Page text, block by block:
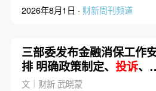
2026年8月1日 · 财新周刊频道
三部委发布金融消保工作
排 明确政策制定、 投诉、
访 举报职责分工
文｜财新 武晓蒙